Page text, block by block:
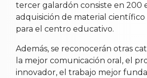
tercer galardón consiste en 200
adquisición de material
para el centro educativo.
Además, se reconocerán otras
la mejor comunicación oral, el
innovador, el trabajo mejor